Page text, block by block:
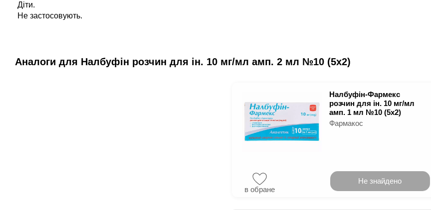
Діти.
Не застосовують.
Аналоги для Налбуфін розчин для ін. 10 мг/мл амп. 2 мл №10 (5х2)
Налбуфін-Фармекс
розчин для ін. 10 мг/мл
амп. 1 мл №10 (5х2)
Фармакос
в обране
Не знайдено